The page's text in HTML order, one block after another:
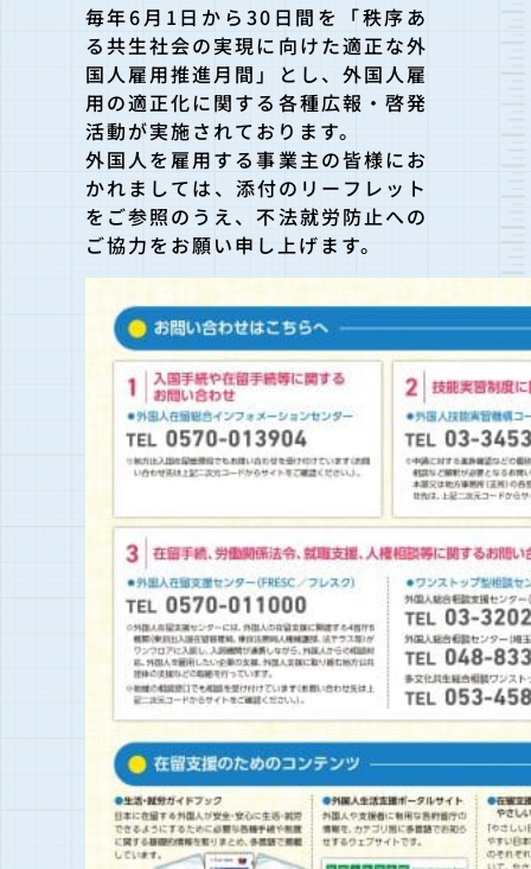
毎年6月1日から30日間を「秩序あ
る共生社会の実現に向けた適正な外
国人雇用推進月間」とし、外国人雇
用の適正化に関する各種広報・啓発
活動が実施されております。
外国人を雇用する事業主の皆様にお
かれましては、添付のリーフレット
をご参照のうえ、不法就労防止への
ご協力をお願い申し上げます。